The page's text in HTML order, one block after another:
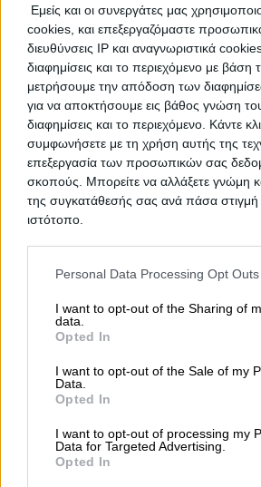
Εμείς και οι συνεργάτες μας
cookies, και επεξεργαζόμαστε
διευθύνσεις IP και αναγνωριστικά
διαφημίσεις και το περιεχόμενο με βάση
μετρήσουμε την απόδοση των
για να αποκτήσουμε εις βάθος γνώση
διαφημίσεις και το περιεχόμενο. Κάντε
συμφωνήσετε με τη χρήση αυτής της
επεξεργασία των προσωπικών σας
σκοπούς. Μπορείτε να αλλάξετε γνώμη
της συγκατάθεσής σας ανά πάσα στιγμή
ιστότοπο.
Please note that this website/app uses
and may gather and store information
to Google and its third-party tags to
purposes in below Google consent
Personal Data Processing Opt Outs
I want to opt-out of the Sharing of
data.
Opted In
I want to opt-out of the Sale of my
Data.
Opted In
I want to opt-out of processing my
Data for Targeted Advertising.
Opted In
Δεν υπάρχουν ακόμα
Αυτός ο επαγγελματίας δεν έχει
αξιολόγηση. Γίνετε ο πρώτος που
του και βοηθήστε άλλους χρήστες
επιλογή!
Προσθήκη